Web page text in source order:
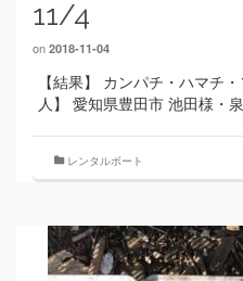
11/4
on 2018-11-04
【結果】 カンパチ・ハマチ
人】 愛知県豊田市 池田様・
レンタルボート